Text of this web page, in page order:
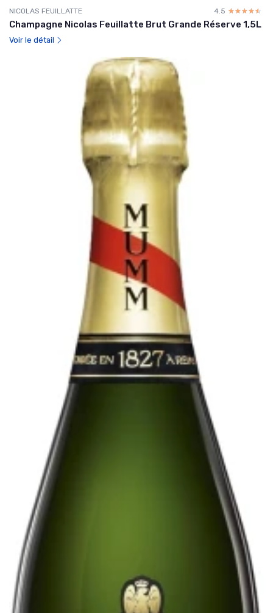
NICOLAS FEUILLATTE 4.5 ☆☆☆☆☆
★★★★★
Champagne Nicolas Feuillatte Brut Grande Réserve 1,5L
Voir le détail